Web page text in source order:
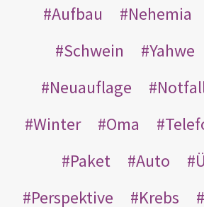
Aufbau
Nehemia
Schwein
Yahwe
Neuauflage
Winter
Oma
Paket
Auto
Perspektive
Krebs